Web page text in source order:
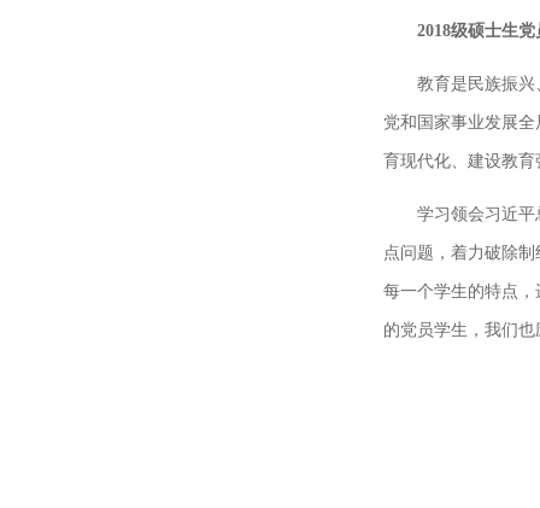
2018级硕士生
教育是民族振
党和国家事业发展
育现代化、建设教
学习领会习近
点问题，着力破除
每一个学生的特点
的党员学生，我们